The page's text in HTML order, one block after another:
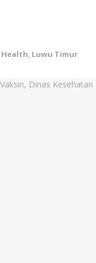
Health, Luwu Timur